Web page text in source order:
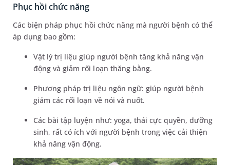
Phục hồi chức năng
Các biện pháp phục hồi chức năng mà người bệnh có thể
áp dụng bao gồm:
Vật lý trị liệu giúp người bệnh tăng khả năng vận
động và giảm rối loạn thăng bằng.
Phương pháp trị liệu ngôn ngữ: giúp người bệnh
giảm các rối loạn về nói và nuốt.
Các bài tập luyện như: yoga, thái cực quyền, dưỡng
sinh, rất có ích với người bệnh trong việc cải thiện
khả năng vận động.